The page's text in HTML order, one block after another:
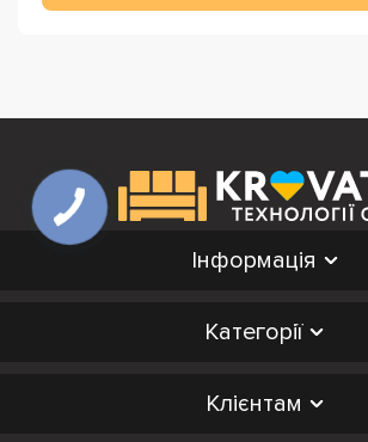
Інформація
Категорії
Клієнтам